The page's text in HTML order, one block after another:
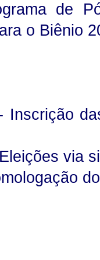
de
o Biênio
via